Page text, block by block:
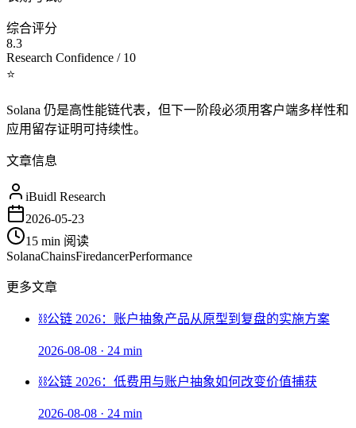
综合评分
8.3
Research Confidence / 10
⭐
Solana 仍是高性能链代表，但下一阶段必须用客户端多样性和
应用留存证明可持续性。
文章信息
iBuidl Research
2026-05-23
15 min 阅读
SolanaChainsFiredancerPerformance
更多文章
⛓️公链 2026：账户抽象产品从原型到复盘的实施方案
2026-08-08 · 24 min
⛓️公链 2026：低费用与账户抽象如何改变价值捕获
2026-08-08 · 24 min